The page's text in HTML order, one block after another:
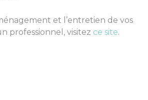
et l’entretien de vos
professionnel, visitez ce site.